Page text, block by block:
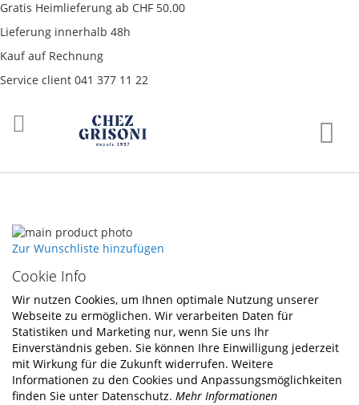
Gratis Heimlieferung ab CHF 50.00
Lieferung innerhalb 48h
Kauf auf Rechnung
Service client 041 377 11 22
Cookie Info
Wir nutzen Cookies, um Ihnen optimale Nutzung unserer
Webseite zu ermöglichen. Wir verarbeiten Daten für
Statistiken und Marketing nur, wenn Sie uns Ihr
Einverständnis geben. Sie können Ihre Einwilligung jederzeit
mit Wirkung für die Zukunft widerrufen. Weitere
Informationen zu den Cookies und Anpassungsmöglichkeiten
finden Sie unter Datenschutz. Mehr Informationen
Skip
to
end
of
the
images
gallery
Skip
the
beginning
of
the
images
gallery
Zur Wunschliste hinzufügen